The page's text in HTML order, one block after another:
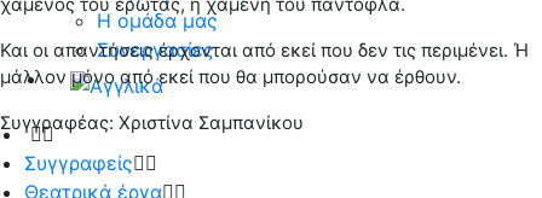
Η ομάδα μας
Συνεργασίες
Συγγραφείς
Θεατρικά έργα
Και οι απαντήσεις έρχονται από εκεί που δεν τις περιμένει. Ή
μάλλον μόνο από εκεί που θα μπορούσαν να έρθουν.
Συγγραφέας: Χριστίνα Σαμπανίκου